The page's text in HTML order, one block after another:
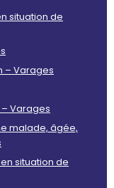
situation de
– Varages
Varages
malade, âgée,
situation de